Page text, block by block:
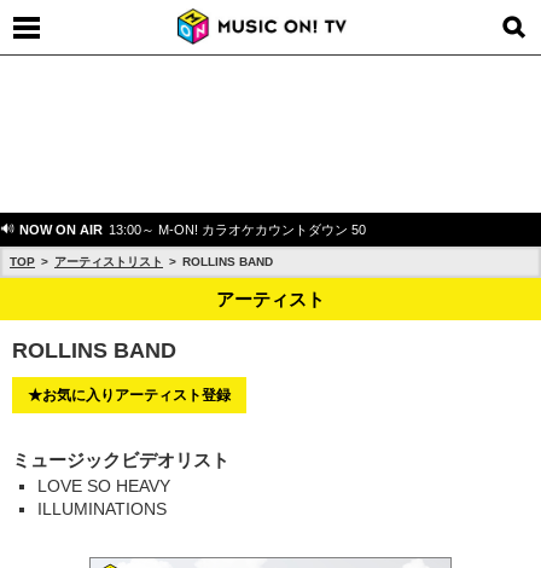
NOW ON AIR 13:00～ M-ON! カラオケカウントダウン 50
TOP アーティストリスト ROLLINS BAND
アーティスト
ROLLINS BAND
★お気に入りアーティスト登録
ミュージックビデオリスト
LOVE SO HEAVY
ILLUMINATIONS